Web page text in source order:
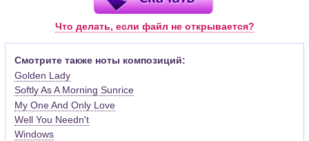
Что делать, если файл не открывается?
Смотрите также ноты композиций:
Golden Lady
Softly As A Morning Sunrice
My One And Only Love
Well You Needn't
Windows